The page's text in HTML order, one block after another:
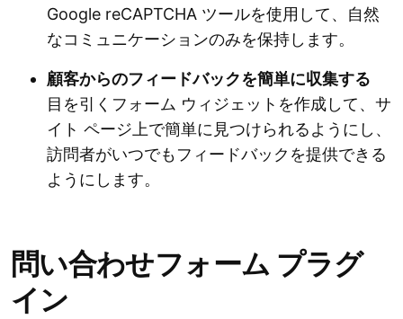
Google reCAPTCHA ツールを使用して、自然
なコミュニケーションのみを保持します。
顧客からのフィードバックを簡単に収集する
目を引くフォーム ウィジェットを作成して、サ
イト ページ上で簡単に見つけられるようにし、
訪問者がいつでもフィードバックを提供できる
ようにします。
問い合わせフォーム プラグ
イン